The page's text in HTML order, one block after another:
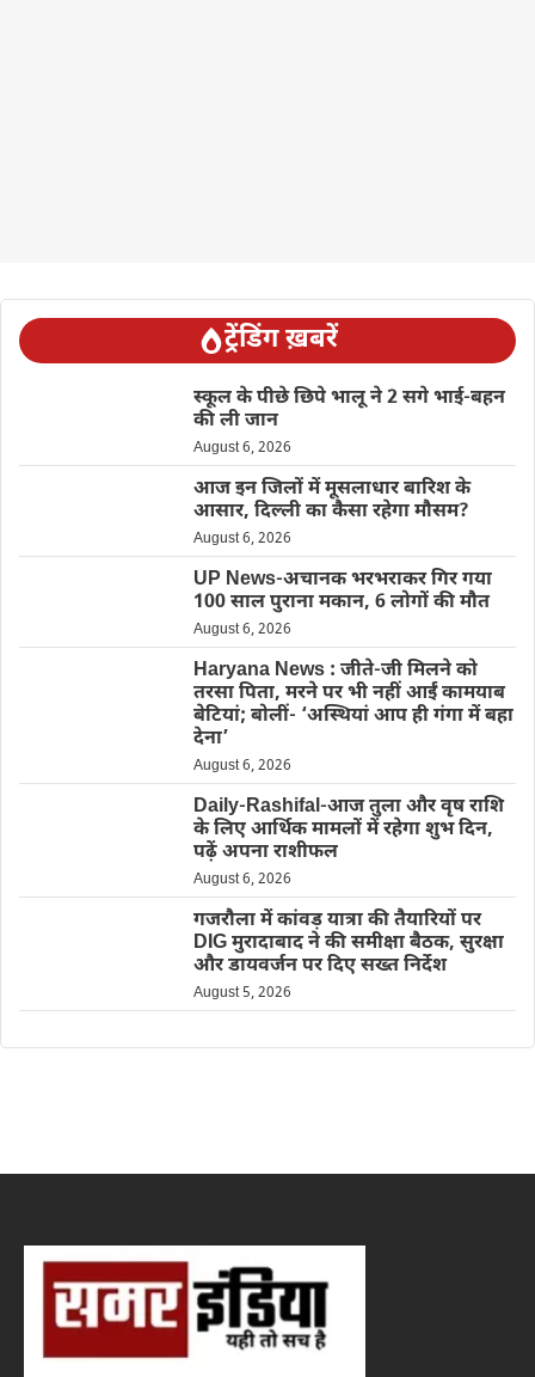
ट्रेंडिंग ख़बरें
स्कूल के पीछे छिपे भालू ने 2 सगे भाई-बहन
की ली जान
August 6, 2026
आज इन जिलों में मूसलाधार बारिश के
आसार, दिल्ली का कैसा रहेगा मौसम?
August 6, 2026
UP News-अचानक भरभराकर गिर गया
100 साल पुराना मकान, 6 लोगों की मौत
August 6, 2026
Haryana News : जीते-जी मिलने को
तरसा पिता, मरने पर भी नहीं आईं कामयाब
बेटियां; बोलीं- ‘अस्थियां आप ही गंगा में बहा
देना’
August 6, 2026
Daily-Rashifal-आज तुला और वृष राशि
के लिए आर्थिक मामलों में रहेगा शुभ दिन,
पढ़ें अपना राशीफल
August 6, 2026
गजरौला में कांवड़ यात्रा की तैयारियों पर
DIG मुरादाबाद ने की समीक्षा बैठक, सुरक्षा
और डायवर्जन पर दिए सख्त निर्देश
August 5, 2026